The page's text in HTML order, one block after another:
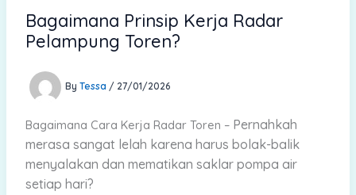
Bagaimana Prinsip Kerja Radar
Pelampung Toren?
By Tessa / 27/01/2026
Bagaimana Cara Kerja Radar Toren – Pernahkah
merasa sangat lelah karena harus bolak-balik
menyalakan dan mematikan saklar pompa air
setiap hari?